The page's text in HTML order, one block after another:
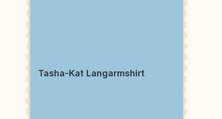
Tasha-Kat Langarmshirt